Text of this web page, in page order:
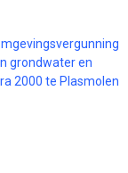
grondwater en
2000 te Plasmolen